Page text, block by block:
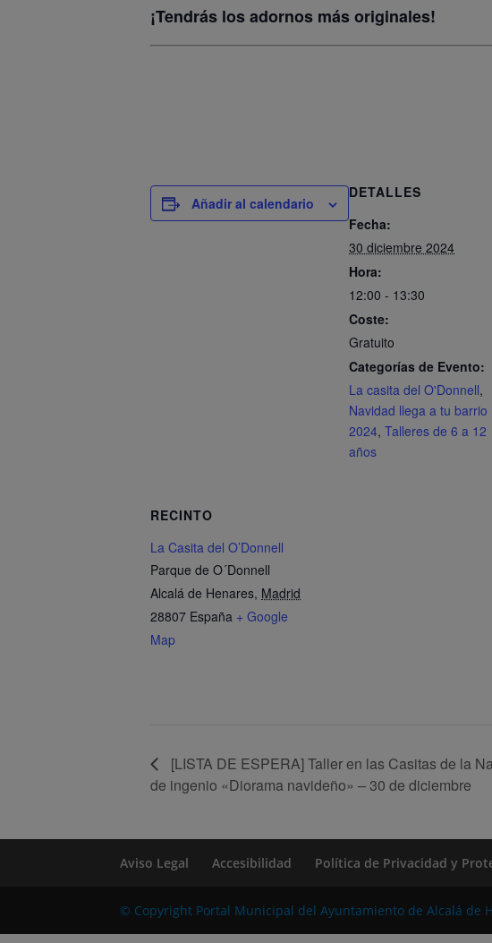
¡Tendrás los adornos más originales!
Añadir al calendario
DETALLES
Fecha:
30 diciembre 2024
Hora:
12:00 - 13:30
Coste:
Gratuito
Categorías de Evento:
La casita del O'Donnell,
Navidad llega a tu barrio
2024, Talleres de 6 a 12
años
RECINTO
La Casita del O’Donnell
Parque de O´Donnell
Alcalá de Henares, Madrid
28807 España + Google
Map
[LISTA DE ESPERA] Taller en las Casitas de la
de ingenio «Diorama navideño» – 30 de diciembre
Aviso Legal Accesibilidad Política de Privacidad y
© Copyright Portal Municipal del Ayuntamiento de Alcalá de